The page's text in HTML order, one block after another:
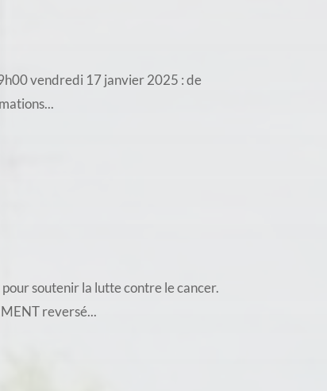
vendredi 17 janvier 2025 : de
soutenir la lutte contre le cancer.
reversé...